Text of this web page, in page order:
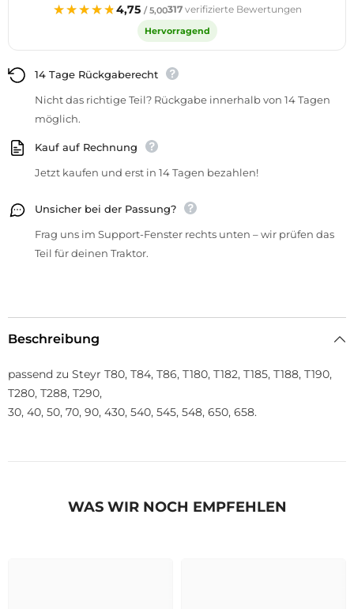
★★★★★
★★★★★4,75 / 5,00317verifizierte Bewertungen
Hervorragend
14 Tage Rückgaberecht
Nicht das richtige Teil? Rückgabe innerhalb von 14 Tagen
möglich.
Kauf auf Rechnung
Jetzt kaufen und erst in 14 Tagen bezahlen!
Unsicher bei der Passung?
Frag uns im Support-Fenster rechts unten – wir prüfen das
Teil für deinen Traktor.
Beschreibung
passend zu Steyr T80, T84, T86, T180, T182, T185, T188, T190,
T280, T288, T290,
30, 40, 50, 70, 90, 430, 540, 545, 548, 650, 658.
WAS WIR NOCH EMPFEHLEN